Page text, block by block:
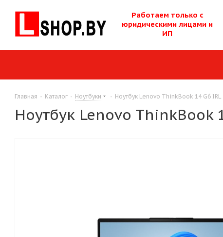
Работаем только с
юридическими лицами и
ИП
Главная - Каталог - Ноутбуки - Ноутбук Lenovo ThinkBook 14 G6 IRL
Ноутбук Lenovo ThinkBook